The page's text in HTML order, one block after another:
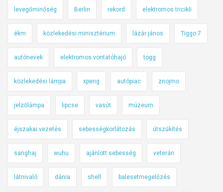
levegőminőség Berlin rekord elektromos tricikli
ékm közlekedési minisztérium lázár jános Tiggo 7
autónevek elektromos vontatóhajó togg
közlekedési lámpa xpeng autópiac znojmo
jelzőlámpa lipcse vasút múzeum
éjszakai vezetés sebességkorlátozás útszűkítés
sanghaj wuhu ajánlott sebesség veterán
látnivaló dánia shell balesetmegelőzés